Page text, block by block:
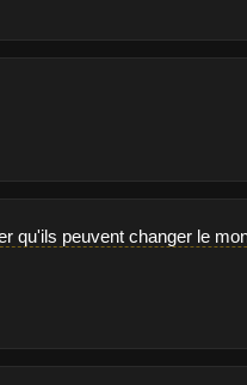
qu'ils peuvent changer le